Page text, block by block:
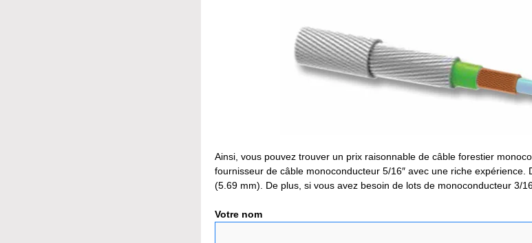
Ainsi, vous pouvez trouver un prix raisonnable de câble forestier
fournisseur de câble monoconducteur 5/16″ avec une riche
(5.69 mm). De plus, si vous avez besoin de lots de monoconducteur 3/
Votre nom